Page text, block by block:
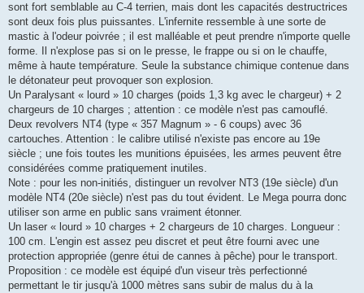
sont fort semblable au C-4 terrien, mais dont les capacités destructrices
sont deux fois plus puissantes. L'infernite ressemble à une sorte de
mastic à l'odeur poivrée ; il est malléable et peut prendre n'importe quelle
forme. Il n'explose pas si on le presse, le frappe ou si on le chauffe,
même à haute température. Seule la substance chimique contenue dans
le détonateur peut provoquer son explosion.
Un Paralysant « lourd » 10 charges (poids 1,3 kg avec le chargeur) + 2
chargeurs de 10 charges ; attention : ce modèle n'est pas camouflé.
Deux revolvers NT4 (type « 357 Magnum » - 6 coups) avec 36
cartouches. Attention : le calibre utilisé n'existe pas encore au 19e
siècle ; une fois toutes les munitions épuisées, les armes peuvent être
considérées comme pratiquement inutiles.
Note : pour les non-initiés, distinguer un revolver NT3 (19e siècle) d'un
modèle NT4 (20e siècle) n'est pas du tout évident. Le Mega pourra donc
utiliser son arme en public sans vraiment étonner.
Un laser « lourd » 10 charges + 2 chargeurs de 10 charges. Longueur :
100 cm. L'engin est assez peu discret et peut être fourni avec une
protection appropriée (genre étui de cannes à pêche) pour le transport.
Proposition : ce modèle est équipé d'un viseur très perfectionné
permettant le tir jusqu'à 1000 mètres sans subir de malus du à la